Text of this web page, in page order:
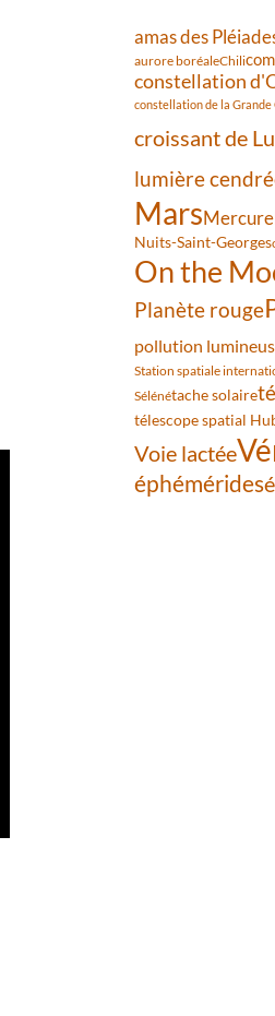
amas des
aurore boréaleChili
constellation
constellation de la Grande
croissant de
lumière
MarsMercure
Nuits-Saint-Georges
On the
Planète rouge
pollution
Station spatiale
Sélénétache solaire
télescope spatial
Voie lactée
éphémérides